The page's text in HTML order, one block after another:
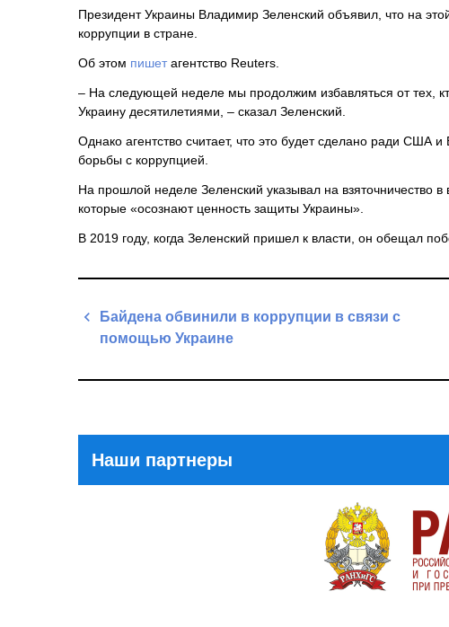
Президент Украины Владимир Зеленский объявил, что на
коррупции в стране.
Об этом пишетагентство Reuters.
– На следующей неделе мы продолжим избавляться от тех,
Украину десятилетиями, – сказал Зеленский.
Однако агентство считает, что это будет сделано ради США
борьбы с коррупцией.
На прошлой неделе Зеленский указывал на взяточничество
которые «осознают ценность защиты Украины».
В 2019 году, когда Зеленский пришел к власти, он обещал
Навигация
по
Байдена обвинили в коррупции в связи с
помощью Украине
Наши партнеры